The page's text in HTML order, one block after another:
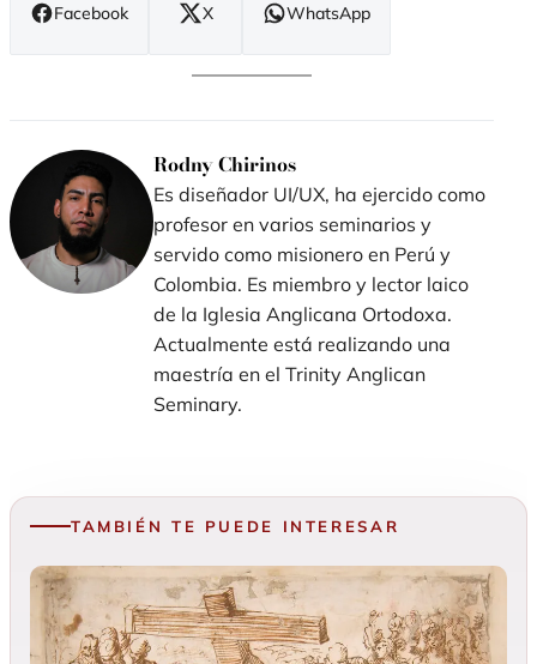
Facebook
(se
X
(se
en
WhatsApp
(se
Rodny Chirinos
Es diseñador UI/UX, ha ejercido como
profesor en varios seminarios y
servido como misionero en Perú y
Colombia. Es miembro y lector laico
de la Iglesia Anglicana Ortodoxa.
Actualmente está realizando una
maestría en el Trinity Anglican
Seminary.
TAMBIÉN TE PUEDE INTERESAR